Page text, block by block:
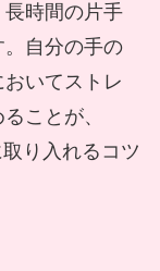
時間の片手
自分の手の
いてストレ
ことが、
り入れるコツ